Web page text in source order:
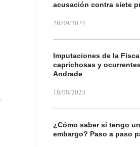
acusación contra siete
26/09/2024
Imputaciones de la
caprichosas y
Andrade
18/08/2023
¿Cómo saber si tengo
embargo? Paso a paso